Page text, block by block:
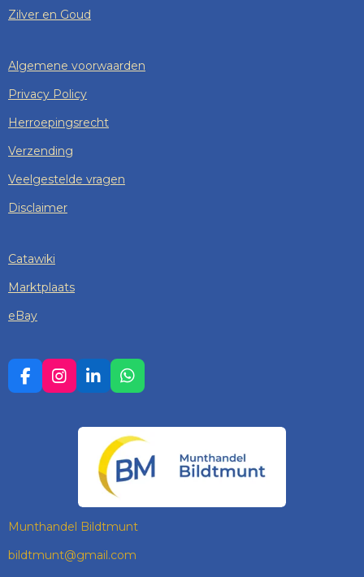
Zilver en Goud
Algemene voorwaarden
Privacy Policy
Herroepingsrecht
Verzending
Veelgestelde vragen
Disclaimer
Catawiki
Marktplaats
eBay
F
A
I
N
L
I
K
D
N
W
H
T
S
A
P
Munthandel Bildtmunt
bildtmunt@gmail.com